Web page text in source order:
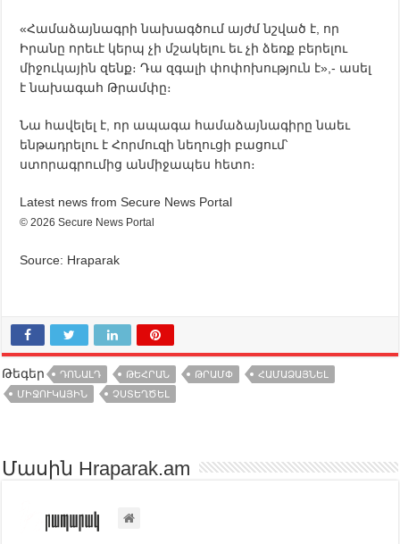
«Համաձայնագրի նախագծում այժմ նշված է, որ
Իրանը որեւէ կերպ չի մշակելու եւ չի ձեռք բերելու
միջուկային զենք։ Դա զգալի փոփոխություն է»,- ասել
է նախագահ Թրամփը։
Նա հավելել է, որ ապագա համաձայնագիրը նաեւ
ենթադրելու է Հորմուզի նեղուցի բացում՝
ստորագրումից անմիջապես հետո։
Latest news from Secure News Portal
© 2026 Secure News Portal
Source: Hraparak
Թեգեր ԴՈՆԱԼԴ ԹԵՀՐԱՆ ԹՐԱՄՓ
ՀԱՄԱՁԱՅՆԵԼ
ՄԻՋՈՒԿԱՅԻՆ
ՉՍՏԵՂԾԵԼ
Մասին Hraparak.am